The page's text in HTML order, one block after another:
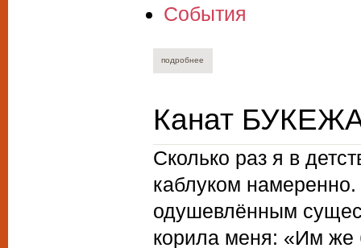
События
подробнее
Канат
Сколько раз я в
каблуком
одушевлённым
корила меня: «Им же